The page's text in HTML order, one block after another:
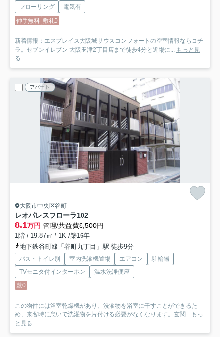
フローリング
電気有
仲手無料 敷礼0
新着情報：エスプレイス大阪城サウスコンフォートの空室情報ならコチ
ラ。セブンイレブン 大阪玉津2丁目店まで徒歩4分と近場に... もっと見
る
アパート
大阪市中央区谷町
レオパレスフローラ102
8.1万円 管理/共益費8,500円
1階 / 19.87㎡ / 1K /築16年
地下鉄谷町線「谷町九丁目」駅 徒歩9分
バス・トイレ別 室内洗濯機置場 エアコン
駐輪場
TVモニタ付インターホン
温水洗浄便座
敷0
この物件には浴室乾燥機があり、洗濯物を浴室に干すことができるた
め、来客時に急いで洗濯物を片付ける必要がなくなります。玄関... もっ
と見る